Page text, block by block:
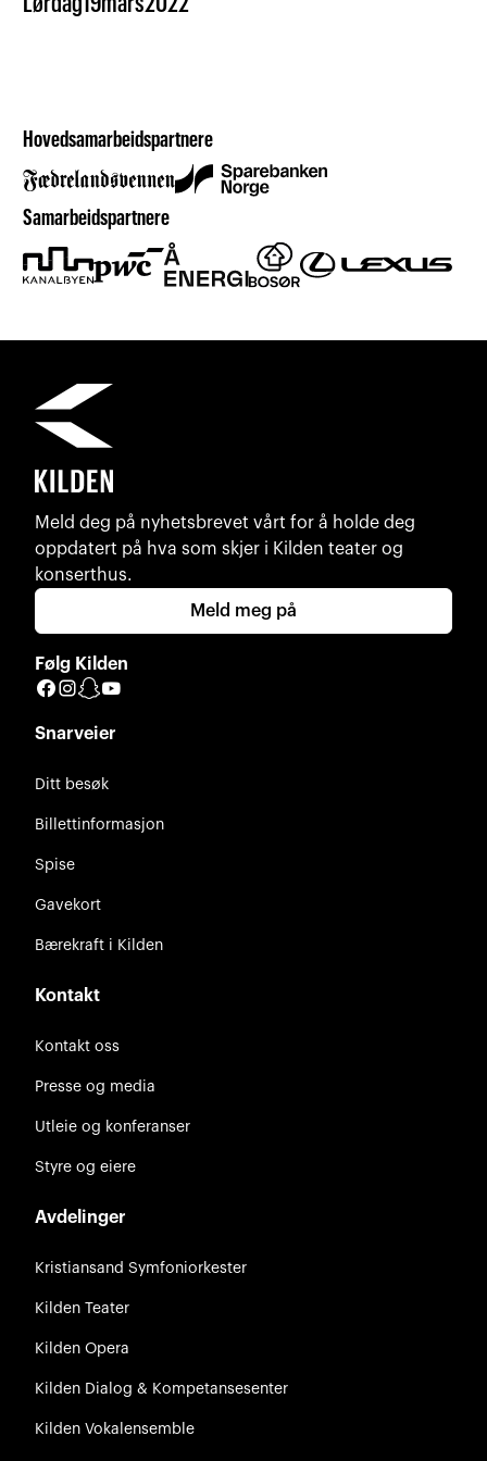
Hovedsamarbeidspartnere
Samarbeidspartnere
Meld deg på nyhetsbrevet vårt for å holde deg
oppdatert på hva som skjer i Kilden teater og
konserthus.
Meld meg på
Følg Kilden
Facebook
Instagram
Snapchat
Snarveier
Ditt besøk
Billettinformasjon
Spise
Gavekort
Bærekraft i Kilden
Kontakt
Kontakt oss
Presse og media
Utleie og konferanser
Styre og eiere
Avdelinger
Kristiansand Symfoniorkester
Kilden Teater
Kilden Opera
Kilden Dialog & Kompetansesenter
Kilden Vokalensemble